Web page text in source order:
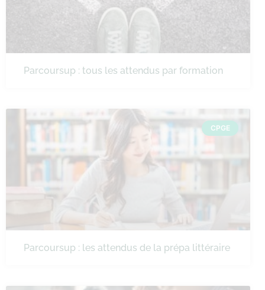
Parcoursup : tous les attendus par formation
CPGE
Parcoursup : les attendus de la prépa littéraire